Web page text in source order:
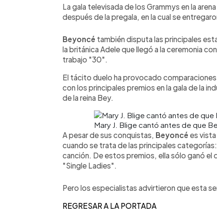
La gala televisada de los Grammys en la
después de la pregala, en la cual se
Beyoncé también disputa las principales
la británica Adele que llegó a la ceremonia
trabajo "30".
El tácito duelo ha provocado
con los principales premios en la gala de la
de la reina Bey.
Mary J. Blige cantó antes de que
A pesar de sus conquistas, Beyoncé es
cuando se trata de las principales
canción. De estos premios, ella sólo ganó el
"Single Ladies".
Pero los especialistas advirtieron que esta
REGRESAR A LA PORTADA